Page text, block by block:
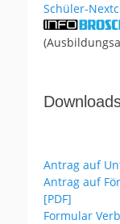
Schüler-
Antrag auf
Antrag auf
[PDF]
Formular